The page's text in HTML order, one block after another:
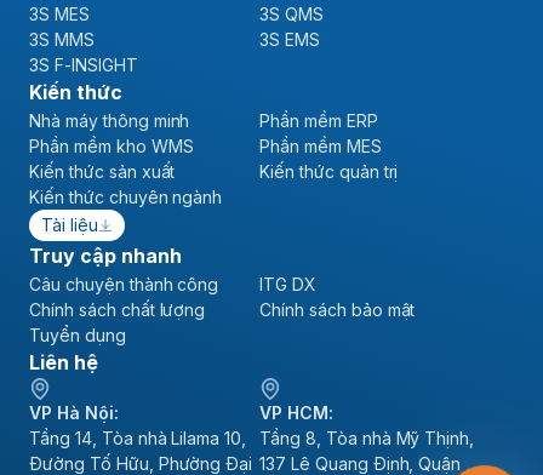
3S MES
3S QMS
3S MMS
3S EMS
3S F-INSIGHT
Kiến thức
Nhà máy thông minh
Phần mềm ERP
Phần mềm kho WMS
Phần mềm MES
Kiến thức sản xuất
Kiến thức quản trị
Kiến thức chuyên ngành
Tài liệu
Truy cập nhanh
Câu chuyện thành công
ITG DX
Chính sách chất lượng
Chính sách bảo mật
Tuyển dụng
Liên hệ
VP Hà Nội:
Tầng 14, Tòa nhà Lilama 10,
Đường Tố Hữu, Phường Đại
VP HCM:
Tầng 8, Tòa nhà Mỹ Thịnh,
137 Lê Quang Định, Quận